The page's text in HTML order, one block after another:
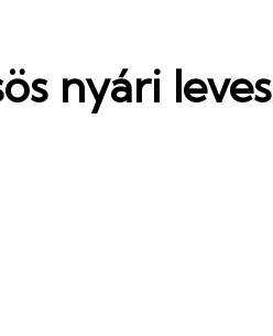
nyári leves